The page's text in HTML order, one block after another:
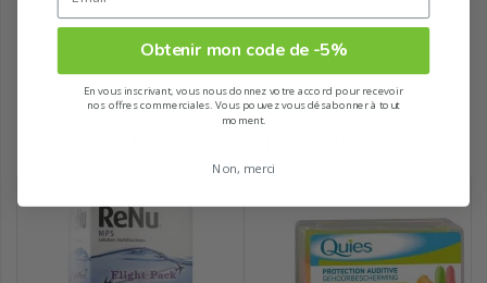
Obtenir mon code de -5%
En vous inscrivant, vous nous donnez votre accord pour recevoir
nos offres commerciales. Vous pouvez vous désabonner à tout
moment.
Non, merci